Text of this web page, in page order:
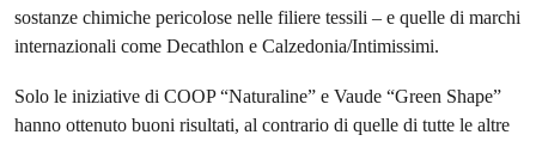
sostanze chimiche pericolose nelle filiere tessili – e quelle di marchi
internazionali come Decathlon e Calzedonia/Intimissimi.
Solo le iniziative di COOP “Naturaline” e Vaude “Green Shape”
hanno ottenuto buoni risultati, al contrario di quelle di tutte le altre